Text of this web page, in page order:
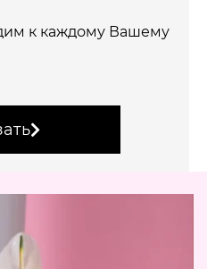
к каждому Вашему